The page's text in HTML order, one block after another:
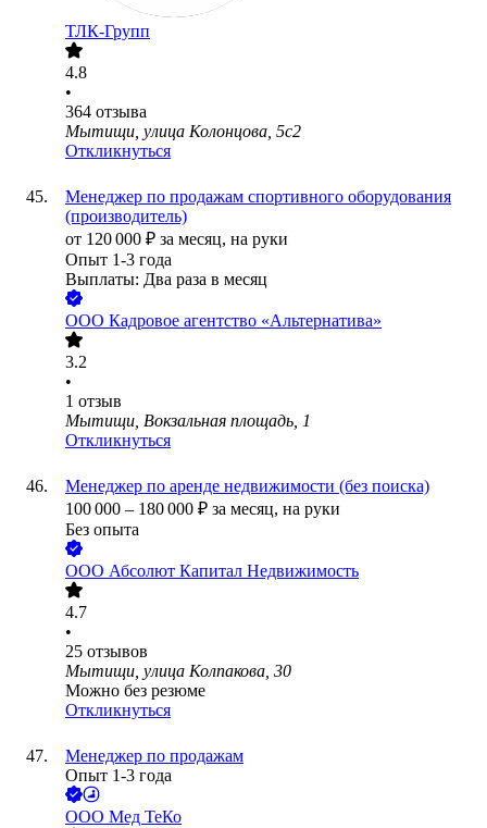
ТЛК-Групп
4.8
•
364 отзыва
Мытищи, улица Колонцова, 5с2
Откликнуться
Менеджер по продажам спортивного оборудования
(производитель)
от 120 000 ₽ за месяц, на руки
Опыт 1-3 года
Выплаты: Два раза в месяц
ООО Кадровое агентство «Альтернатива»
3.2
•
1 отзыв
Мытищи, Вокзальная площадь, 1
Откликнуться
Менеджер по аренде недвижимости (без поиска)
100 000 – 180 000 ₽ за месяц, на руки
Без опыта
ООО Абсолют Капитал Недвижимость
4.7
•
25 отзывов
Мытищи, улица Колпакова, 30
Можно без резюме
Откликнуться
Менеджер по продажам
Опыт 1-3 года
ООО Мед ТеКо